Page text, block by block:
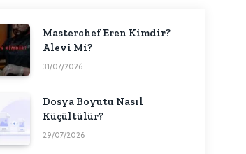
Masterchef Eren Kimdir?
Alevi Mi?
31/07/2026
Dosya Boyutu Nasıl
Küçültülür?
29/07/2026